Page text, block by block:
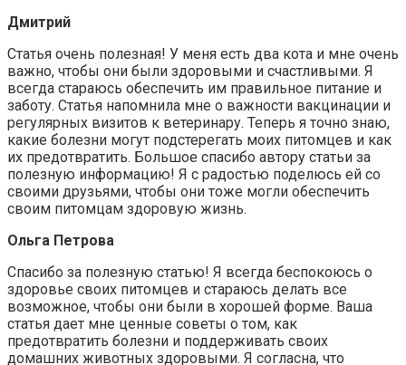
Дмитрий
Статья очень полезная! У меня есть два кота и мне очень
важно, чтобы они были здоровыми и счастливыми. Я
всегда стараюсь обеспечить им правильное питание и
заботу. Статья напомнила мне о важности вакцинации и
регулярных визитов к ветеринару. Теперь я точно знаю,
какие болезни могут подстерегать моих питомцев и как
их предотвратить. Большое спасибо автору статьи за
полезную информацию! Я с радостью поделюсь ей со
своими друзьями, чтобы они тоже могли обеспечить
своим питомцам здоровую жизнь.
Ольга Петрова
Спасибо за полезную статью! Я всегда беспокоюсь о
здоровье своих питомцев и стараюсь делать все
возможное, чтобы они были в хорошей форме. Ваша
статья дает мне ценные советы о том, как
предотвратить болезни и поддерживать своих
домашних животных здоровыми. Я согласна, что